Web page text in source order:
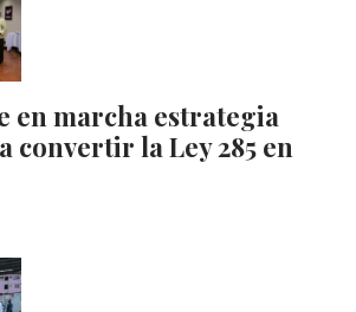
en marcha estrategia
convertir la Ley 285 en